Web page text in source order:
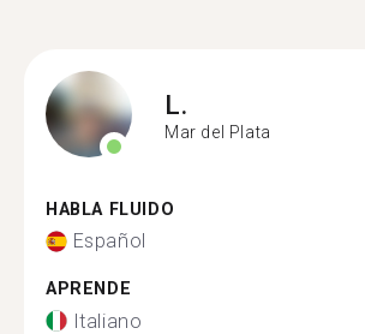
L.
Mar del Plata
HABLA FLUIDO
Español
APRENDE
Italiano